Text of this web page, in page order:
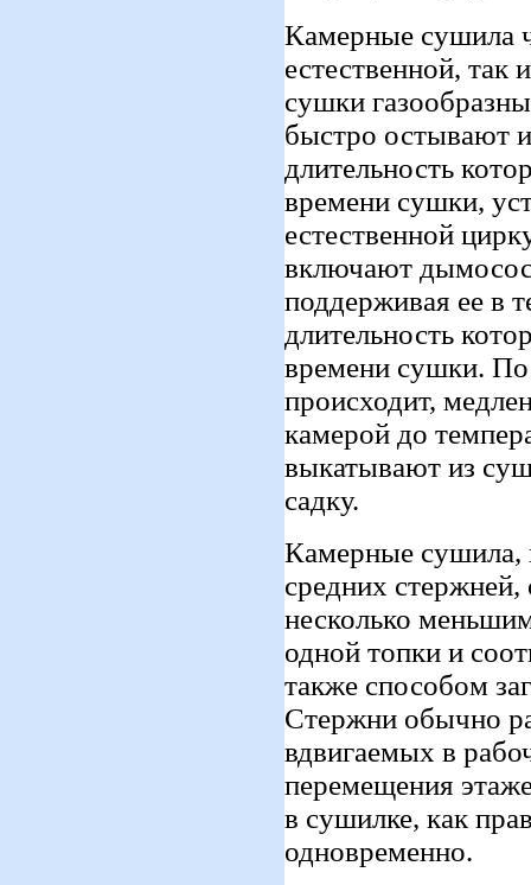
Камерные сушила
естественной,
сушки
быстро остывают
длительность
времени сушки,
естественной
включают дымосос
поддерживая ее в
длительность
времени сушки.
происходит,
камерой до
выкатывают из
садку.
Камерные сушила,
средних стержней,
несколько
одной топки и
также способом
Стержни обычно
вдвигаемых в
перемещения
в сушилке, как
одновременно.